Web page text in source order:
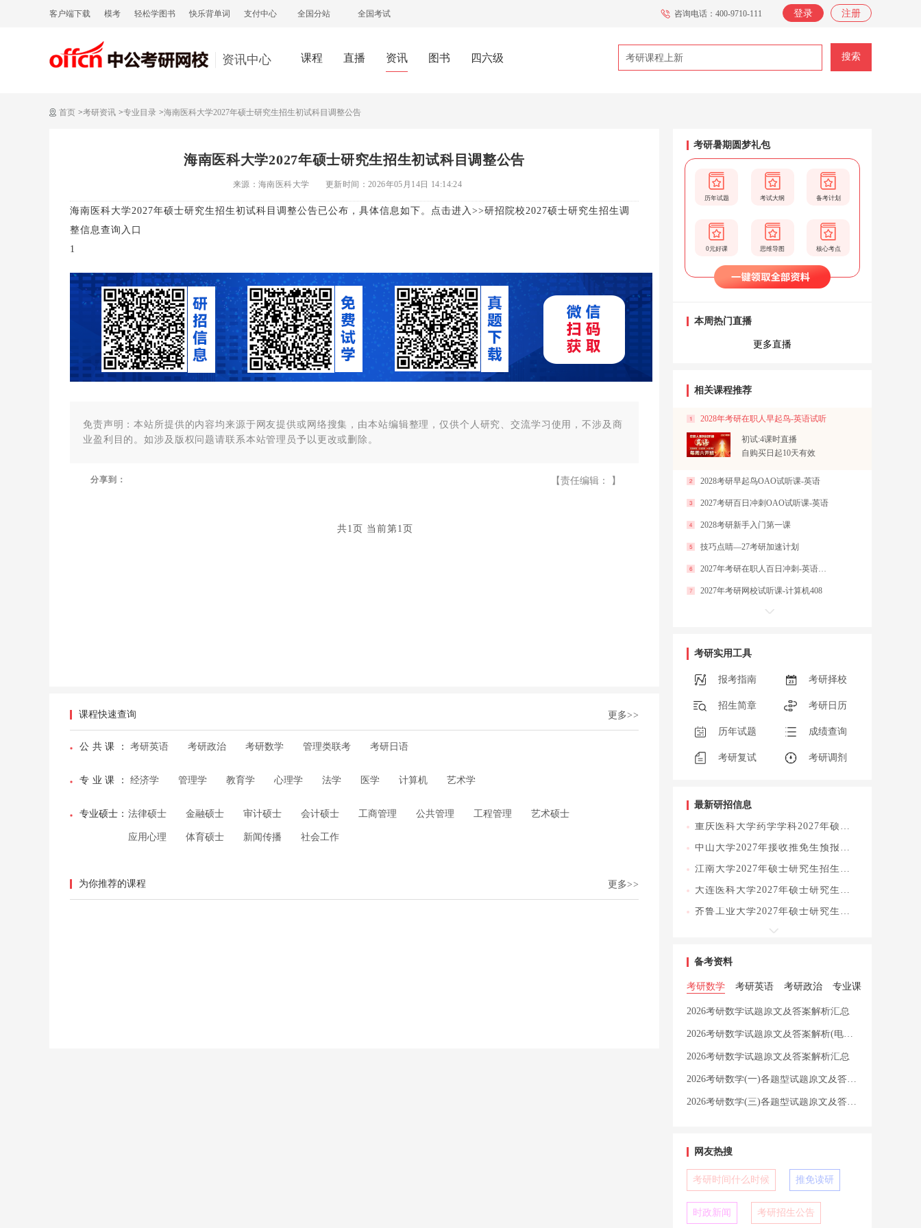
客户端下载 模考 轻松学图书 快乐背单词 支付中心 全国分站 全国考试 咨询电话：400-9710-111 登录 注册
资讯中心 课程 直播 资讯 图书 四六级 搜索
首页 >考研资讯 >专业目录 >海南医科大学2027年硕士研究生招生初试科目调整公告
海南医科大学2027年硕士研究生招生初试科目调整公告
来源：海南医科大学 更新时间：2026年05月14日 14:14:24
海南医科大学2027年硕士研究生招生初试科目调整公告已公布，具体信息如下。点击进入>>研招院校2027硕士研究生招生调
整信息查询入口
1
免责声明：本站所提供的内容均来源于网友提供或网络搜集，由本站编辑整理，仅供个人研究、交流学习使用，不涉及商
业盈利目的。如涉及版权问题请联系本站管理员予以更改或删除。
分享到： 【责任编辑： 】
共1页 当前第1页
课程快速查询 更多>>
公共课 ： 考研英语 考研政治 考研数学 管理类联考 考研日语
专业课 ： 经济学 管理学 教育学 心理学 法学 医学 计算机 艺术学
专业硕士 ： 法律硕士 金融硕士 审计硕士 会计硕士 工商管理 公共管理 工程管理 艺术硕士
应用心理 体育硕士 新闻传播 社会工作
为你推荐的课程 更多>>
考研暑期圆梦礼包
历年试题 考试大纲 备考计划
0元好课 思维导图 核心考点
本周热门直播
更多直播
相关课程推荐
2028年考研在职人早起鸟-英语试听
初试:4课时直播
自购买日起10天有效
2028考研早起鸟OAO试听课-英语
2027考研百日冲刺OAO试听课-英语
2028考研新手入门第一课
技巧点睛—27考研加速计划
2027年考研在职人百日冲刺-英语试听
2027年考研网校试听课-计算机408
考研实用工具
报考指南 考研择校
招生简章 考研日历
历年试题 成绩查询
考研复试 考研调剂
最新研招信息
重庆医科大学药学学科2027年硕士研究生招生考试初试科目考试大纲
中山大学2027年接收推免生预报名通知
江南大学2027年硕士研究生招生专业目录的拟调整公告
大连医科大学2027年硕士研究生招生初试科目调整公告
齐鲁工业大学2027年硕士研究生招生初试科目调整公告
备考资料
考研数学 考研英语 考研政治 专业课
2026考研数学试题原文及答案解析汇总
2026考研数学试题原文及答案解析(电子版)下载入口
2026考研数学试题原文及答案解析汇总
2026考研数学(一)各题型试题原文及答案解析汇总
2026考研数学(三)各题型试题原文及答案解析汇总
网友热搜
考研时间什么时候 推免读研
时政新闻 考研招生公告